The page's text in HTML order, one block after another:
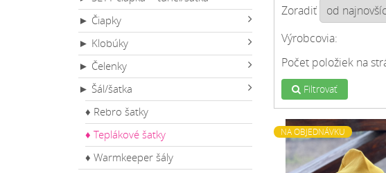
► Čiapky
► Klobúky
► Čelenky
► Šál/šatka
♦ Rebro šatky
♦ Teplákové šatky
♦ Warmkeeper šály
Zoradiť
Výrobcovia:
Počet položiek na
Filtrovať
NA OBJEDNÁVKU